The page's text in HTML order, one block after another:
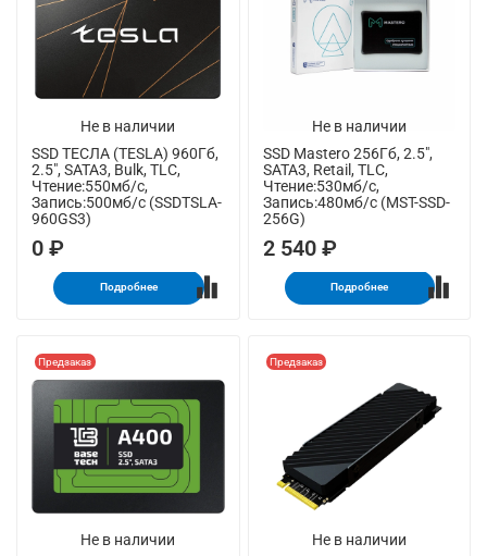
Не в наличии
SSD ТЕСЛА (TESLA) 960Гб,
2.5", SATA3, Bulk, TLC,
Чтение:550мб/с,
Запись:500мб/с (SSDTSLA-
960GS3)
0 ₽
Подробнее
Не в наличии
SSD Mastero 256Гб, 2.5",
SATA3, Retail, TLC,
Чтение:530мб/с,
Запись:480мб/с (MST-SSD-
256G)
2 540 ₽
Подробнее
Не в наличии
Предзаказ
Не в наличии
Предзаказ